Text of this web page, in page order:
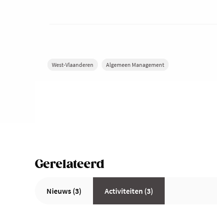
West-Vlaanderen Algemeen Management
Gerelateerd
Nieuws (3) Activiteiten (3)